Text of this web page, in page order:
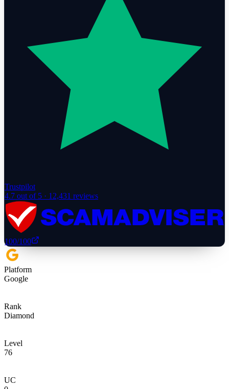
Trustpilot
4.7 out of 5 · 12,431 reviews
100/100
Platform
Google
Rank
Diamond
Level
76
UC